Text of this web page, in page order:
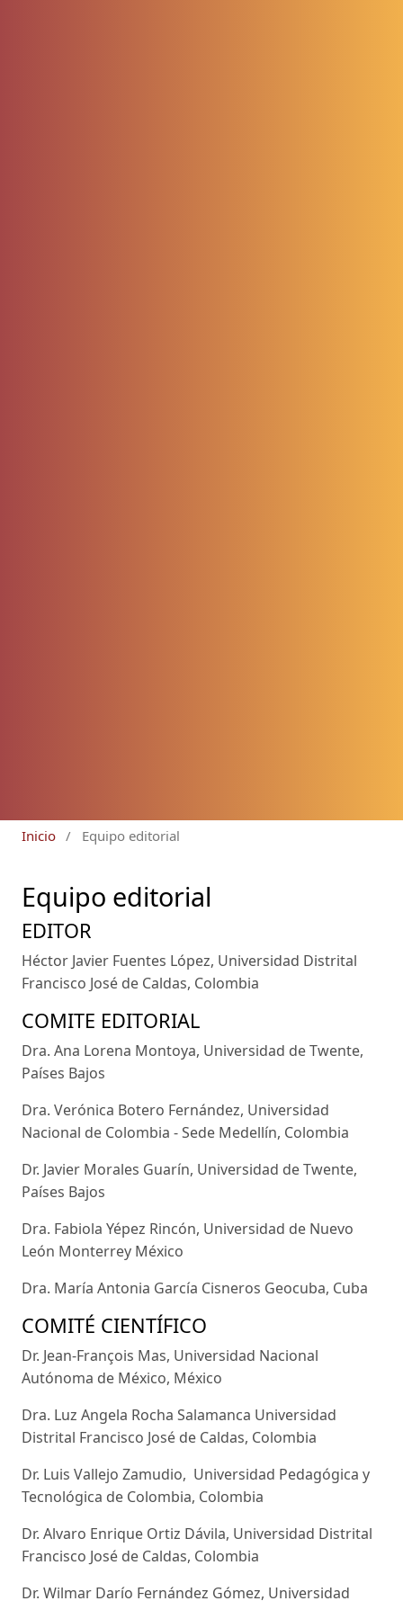
Inicio / Equipo editorial
Equipo editorial
EDITOR
Héctor Javier Fuentes López, Universidad Distrital
Francisco José de Caldas, Colombia
COMITE EDITORIAL
Dra. Ana Lorena Montoya, Universidad de Twente,
Países Bajos
Dra. Verónica Botero Fernández, Universidad
Nacional de Colombia - Sede Medellín, Colombia
Dr. Javier Morales Guarín, Universidad de Twente,
Países Bajos
Dra. Fabiola Yépez Rincón, Universidad de Nuevo
León Monterrey México
Dra. María Antonia García Cisneros Geocuba, Cuba
COMITÉ CIENTÍFICO
Dr. Jean-François Mas, Universidad Nacional
Autónoma de México, México
Dra. Luz Angela Rocha Salamanca Universidad
Distrital Francisco José de Caldas, Colombia
Dr. Luis Vallejo Zamudio, Universidad Pedagógica y
Tecnológica de Colombia, Colombia
Dr. Alvaro Enrique Ortiz Dávila, Universidad Distrital
Francisco José de Caldas, Colombia
Dr. Wilmar Darío Fernández Gómez, Universidad